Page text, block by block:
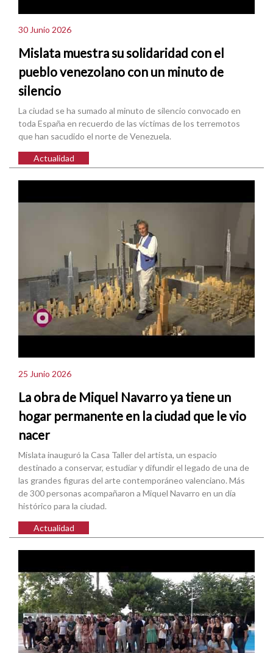
30 Junio 2026
Mislata muestra su solidaridad con el
pueblo venezolano con un minuto de
silencio
La ciudad se ha sumado al minuto de silencio convocado en
toda España en recuerdo de las víctimas de los terremotos
que han sacudido el norte de Venezuela.
Actualidad
25 Junio 2026
La obra de Miquel Navarro ya tiene un
hogar permanente en la ciudad que le vio
nacer
Mislata inauguró la Casa Taller del artista, un espacio
destinado a conservar, estudiar y difundir el legado de una de
las grandes figuras del arte contemporáneo valenciano. Más
de 300 personas acompañaron a Miquel Navarro en un día
histórico para la ciudad.
Actualidad